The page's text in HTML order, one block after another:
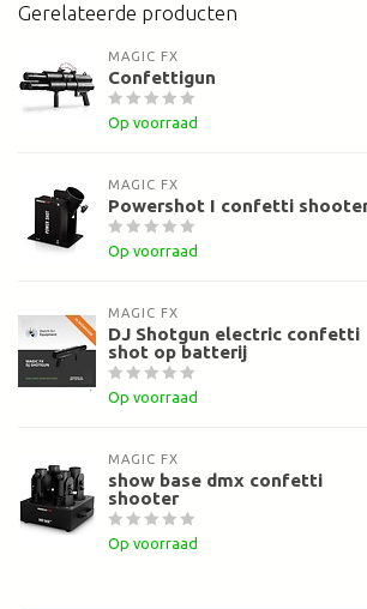
Gerelateerde producten
MAGIC FX
Confettigun
Op voorraad
MAGIC FX
Powershot I confetti
Op voorraad
MAGIC FX
DJ Shotgun electric confetti
shot op batterij
Op voorraad
MAGIC FX
show base dmx confetti
shooter
Op voorraad